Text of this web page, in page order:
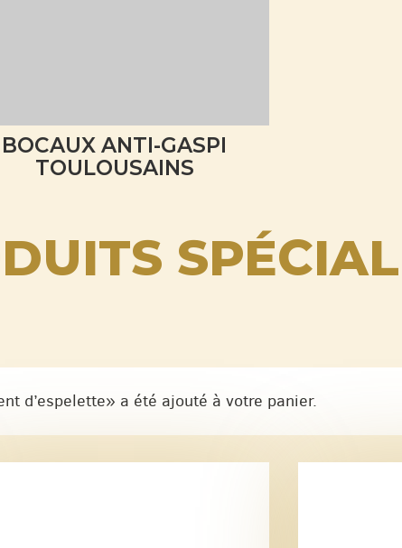
BOCAUX ANTI-GASPI
TOULOUSAINS
d’espelette» a été ajouté à votre panier.